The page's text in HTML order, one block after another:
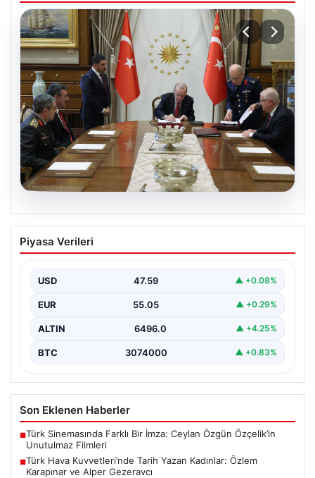
Türk Hava Kuvvetleri’nde Tarih Yazan
Kadınlar: Özlem Karapınar ve Alper
Türkiye'nin savunma ve askeri tarihine yeni bir sayfa
Piyasa Verileri
USD 47.59 ▲ +0.08%
EUR 55.05 ▲ +0.29%
ALTIN 6496.0 ▲ +4.25%
BTC 3074000 ▲ +0.83%
Son Eklenen Haberler
■Türk Sinemasında Farklı Bir İmza: Ceylan Özgün Özçelik’in
Unutulmaz Filmleri
■Türk Hava Kuvvetleri’nde Tarih Yazan Kadınlar: Özlem
Karapınar ve Alper Gezeravcı